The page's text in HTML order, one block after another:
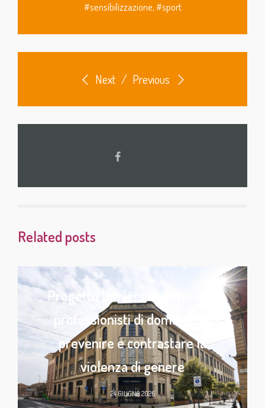
#sensibilizzazione,#sport
Next / Previous
Related posts
Progetto Università: formare i
professionisti di domani per
prevenire e contrastare la
violenza di genere
24 GIUGNO 2026